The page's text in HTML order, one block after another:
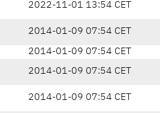
2022-11-01 13:54 CET
2014-01-09 07:54 CET
2014-01-09 07:54 CET
2014-01-09 07:54 CET
2014-01-09 07:54 CET